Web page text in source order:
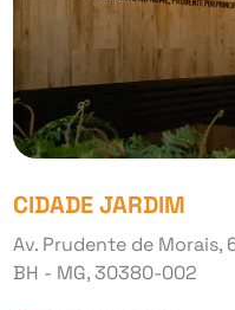
CIDADE JARDIM
Av. Prudente de Morais,
BH - MG, 30380-002